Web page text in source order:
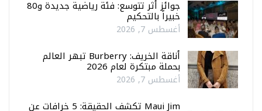
جوائز أثر تتوسع: فئة رياضية جديدة و80
خبيراً بالتحكيم
أغسطس 7, 2026
أناقة الخريف: Burberry تبهر العالم
بحملة مبتكرة لعام 2026
أغسطس 7, 2026
Maui Jim تكشف الحقيقة: 5 خرافات عن